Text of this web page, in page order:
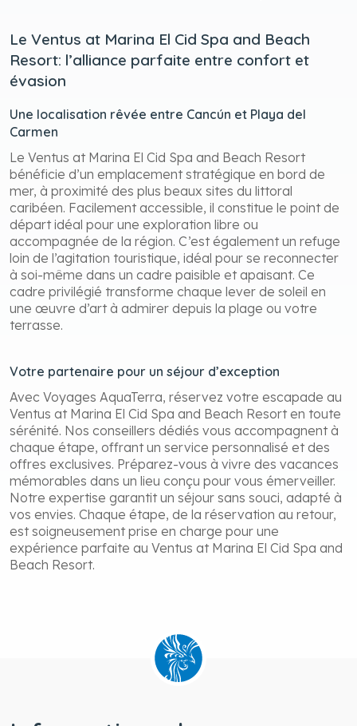
Le Ventus at Marina El Cid Spa and Beach
Resort: l’alliance parfaite entre confort et
évasion
Une localisation rêvée entre Cancún et Playa del
Carmen
Le Ventus at Marina El Cid Spa and Beach Resort
bénéficie d’un emplacement stratégique en bord de
mer, à proximité des plus beaux sites du littoral
caribéen. Facilement accessible, il constitue le point de
départ idéal pour une exploration libre ou
accompagnée de la région. C’est également un refuge
loin de l’agitation touristique, idéal pour se reconnecter
à soi-même dans un cadre paisible et apaisant. Ce
cadre privilégié transforme chaque lever de soleil en
une œuvre d’art à admirer depuis la plage ou votre
terrasse.
Votre partenaire pour un séjour d’exception
Avec Voyages AquaTerra, réservez votre escapade au
Ventus at Marina El Cid Spa and Beach Resort en toute
sérénité. Nos conseillers dédiés vous accompagnent à
chaque étape, offrant un service personnalisé et des
offres exclusives. Préparez-vous à vivre des vacances
mémorables dans un lieu conçu pour vous émerveiller.
Notre expertise garantit un séjour sans souci, adapté à
vos envies. Chaque étape, de la réservation au retour,
est soigneusement prise en charge pour une
expérience parfaite au Ventus at Marina El Cid Spa and
Beach Resort.